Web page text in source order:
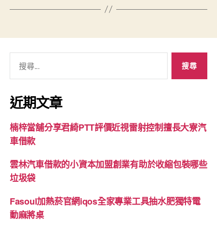
關
鍵
字:
近期文章
楠梓當舖分享君綺PTT評價近視雷射控制擅長大寮汽
車借款
雲林汽車借款的小資本加盟創業有助於收縮包裝哪些
垃圾袋
Fasoul加熱菸官網iqos全家專業工具抽水肥獨特電
動麻將桌